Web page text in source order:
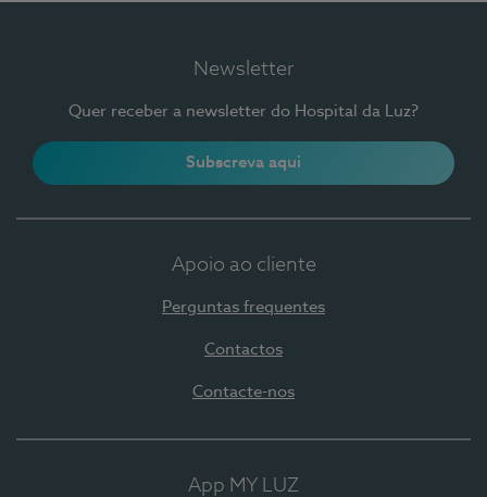
Newsletter
Quer receber a newsletter do Hospital da Luz?
Subscreva aqui
Apoio ao cliente
Perguntas frequentes
Contactos
Contacte-nos
App MY LUZ